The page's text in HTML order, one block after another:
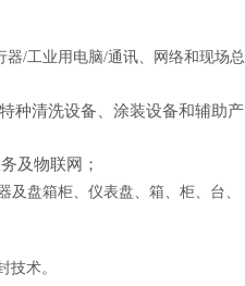
器/工业用电脑/通讯、网络和现场总
种清洗设备、涂装设备和辅助产
及物联网；
盘箱柜、仪表盘、箱、柜、台、
术。